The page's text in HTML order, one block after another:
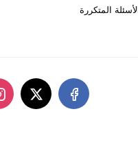
الأسئلة المتكررة